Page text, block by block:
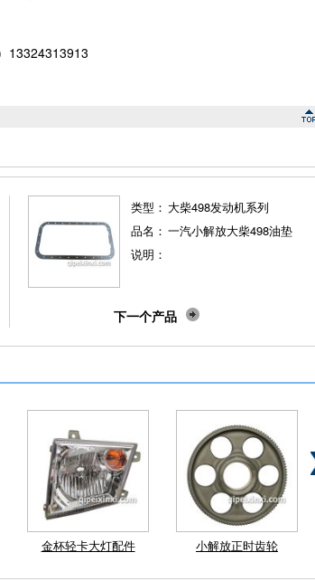
13324313913
类型： 大柴498发动机系列
品名： 一汽小解放大柴498油垫
说明：
下一个产品
金杯轻卡大灯配件 小解放正时齿轮